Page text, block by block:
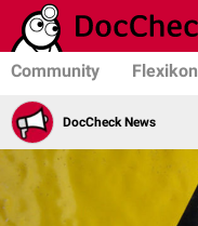
Community Flexikon
DocCheck News